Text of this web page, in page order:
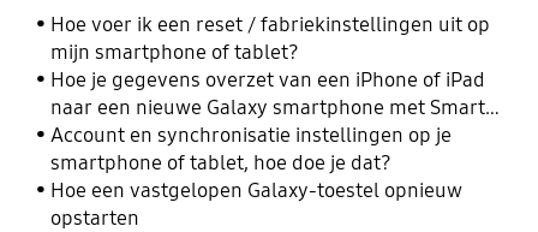
Hoe voer ik een reset / fabriekinstellingen uit op
mijn smartphone of tablet?
Hoe je gegevens overzet van een iPhone of iPad
naar een nieuwe Galaxy smartphone met Smart
Switch
Account en synchronisatie instellingen op je
smartphone of tablet, hoe doe je dat?
Hoe een vastgelopen Galaxy-toestel opnieuw
opstarten